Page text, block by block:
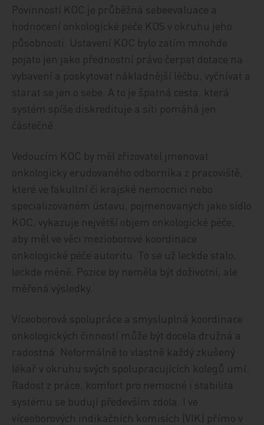
Povinností KOC je průběžná sebeevaluace a
hodnocení onkologické péče KOS v okruhu jeho
působnosti. Ustavení KOC bylo zatím mnohde
pojato jen jako přednostní právo čerpat dotace na
vybavení a poskytovat nákladnější léčbu, vyčnívat a
starat se jen o sebe. A to je špatná cesta, která
systém spíše diskredituje a síti pomáhá jen
částečně.
Vedoucím KOC by měl zřizovatel jmenovat
onkologicky erudovaného odborníka z pracoviště,
které ve fakultní či krajské nemocnici nebo
specializovaném ústavu, pojmenovaných jako sídlo
KOC, vykazuje největší objem onkologické péče,
aby měl ve věci mezioborové koordinace
onkologické péče autoritu. To se už leckde stalo,
leckde méně. Pozice by neměla být doživotní, ale
měřená výsledky.
Víceoborová spolupráce a smysluplná koordinace
onkologických činností může být docela družná a
radostná. Neformálně to vlastně každý zkušený
lékař v okruhu svých spolupracujících kolegů umí.
Radost z práce, komfort pro nemocné i stabilita
systému se budují především zdola. I ve
víceoborových indikačních komisích (VIK) přímo v